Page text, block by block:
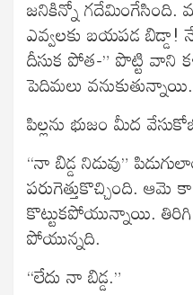
జనికిన్నో గదేమింగేసింది.
ఎవ్వలకు బయపడ బిడ్డా!
దీసుక పోత-” పొట్టి వాని
పెదిమలు వనుకుతున్నాయి.
పిల్లను భుజం మీద
“నా బిడ్డ నిడువు”
పరుగెత్తుకొచ్చింది. ఆమె
కొట్టుకపోయున్నాయి.
పోయున్నది.
“లేదు నా బిడ్డ.”